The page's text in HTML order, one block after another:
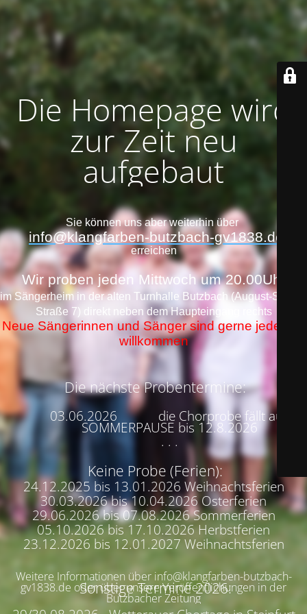
Die Homepage wird
zur Zeit neu
aufgebaut
Sie können uns aber weiterhin über
info@klangfarben-butzbach-gv1838.de
erreichen
Wir proben jeden Mittwoch um 20.00Uhr
im Sängerheim in der alten Turnhalle Butzbach (August-Storch-
Straße 7) direkt neben dem Haupteingang rechts
Neue Sängerinnen und Sänger sind gerne jederzeit
willkommen
Die nächste Probentermine:
03.06.2026 die Chorprobe fällt aus
SOMMERPAUSE bis 12.8.2026
. . .
Keine Probe (Ferien):
24.12.2025 bis 13.01.2026 Weihnachtsferien
30.03.2026 bis 10.04.2026 Osterferien
29.06.2026 bis 07.08.2026 Sommerferien
05.10.2026 bis 17.10.2026 Herbstferien
23.12.2026 bis 12.01.2027 Weihnachtsferien
Sonstige Termine 2026:
Weitere Informationen über info@klangfarben-butzbach-
gv1838.de oder über unsere Veröffentlichungen in der
Butzbacher Zeitung